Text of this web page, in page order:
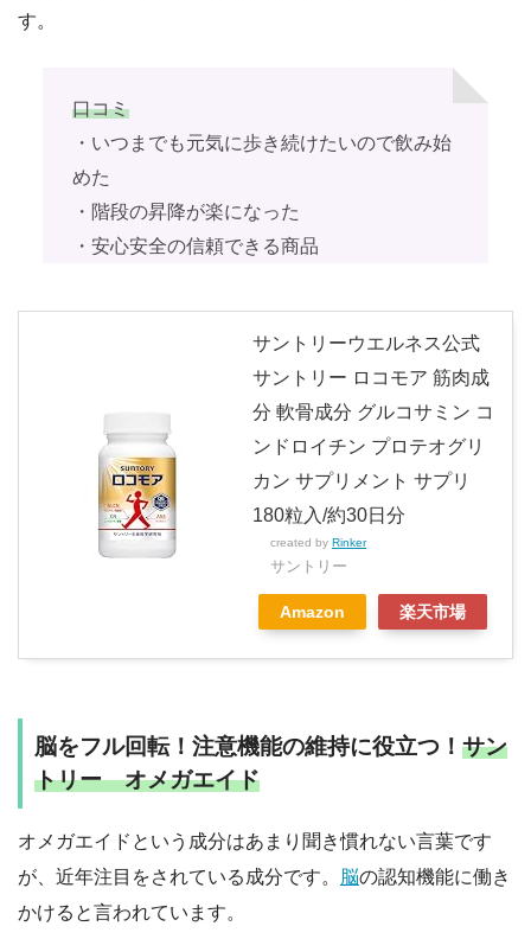
す。
口コミ
・いつまでも元気に歩き続けたいので飲み始
めた
・階段の昇降が楽になった
・安心安全の信頼できる商品
サントリーウエルネス公式
サントリー ロコモア 筋肉成
分 軟骨成分 グルコサミン コ
ンドロイチン プロテオグリ
カン サプリメント サプリ
180粒入/約30日分
created by Rinker
サントリー
Amazon 楽天市場
脳をフル回転！注意機能の維持に役立つ！ サン
トリー オメガエイド
オメガエイドという成分はあまり聞き慣れない言葉です
が、近年注目をされている成分です。
脳の認知機能に働き
かけると言われています。